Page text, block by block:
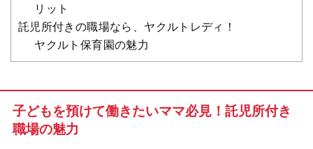
リット
託児所付きの職場なら、ヤクルトレディ！
ヤクルト保育園の魅力
子どもを預けて働きたいママ必見！託児所付き
職場の魅力